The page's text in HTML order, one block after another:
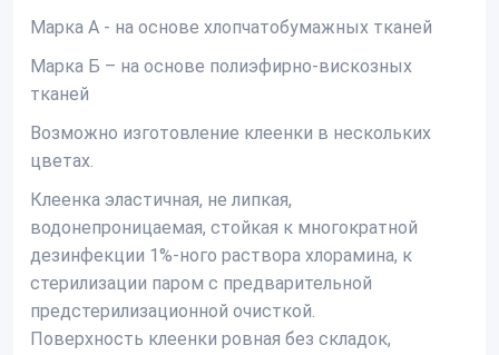
Марка А - на основе хлопчатобумажных тканей
Марка Б – на основе полиэфирно-вискозных
тканей
Возможно изготовление клеенки в нескольких
цветах.
Клеенка эластичная, не липкая,
водонепроницаемая, стойкая к многократной
дезинфекции 1%-ного раствора хлорамина, к
стерилизации паром с предварительной
предстерилизационной очисткой.
Поверхность клеенки ровная без складок,